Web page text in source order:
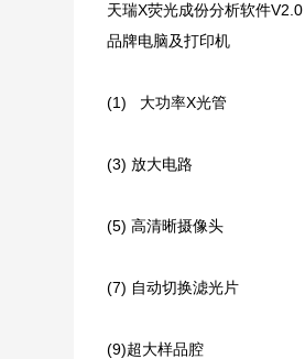
天瑞X荧光成份分析软件V2.0
品牌电脑及打印机
(1) 大功率X光管 (2)
(3) 放大电路 (4)
(5) 高清晰摄像头 (6)
(7) 自动切换滤光片
(9)超大样品腔